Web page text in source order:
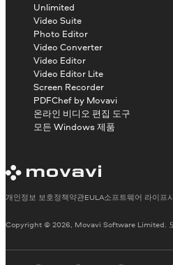
Unlimited
Video Suite
Photo Editor
Video Converter
Video Editor
Video Editor Lite
Screen Recorder
PDFChef by Movavi
온라인 비디오 편집 도구
모든 Windows 제품
Copyright © 2026, Movavi Software Limited.
개인정보 보호정책약관EULA소프트웨어 라이프